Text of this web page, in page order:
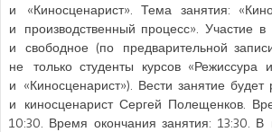
и «Киносценарист». Тема занятия:
и производственный процесс». Участие в
и свободное (по предварительной
не только студенты курсов «Режиссура
и «Киносценарист»). Вести занятие будет
и киносценарист Сергей Полещенков.
10:30. Время окончания занятия: 13:30.